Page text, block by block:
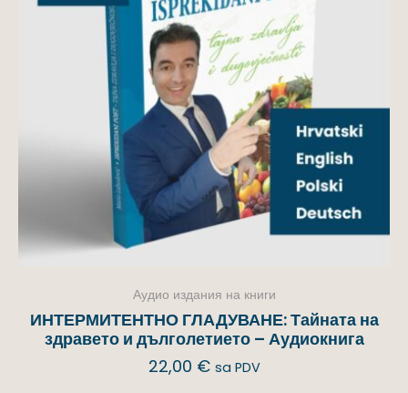
Аудио издания на книги
ИНТЕРМИТЕНТНО ГЛАДУВАНЕ: Тайната на
здравето и дълголетието – Аудиокнига
22,00 € sa PDV